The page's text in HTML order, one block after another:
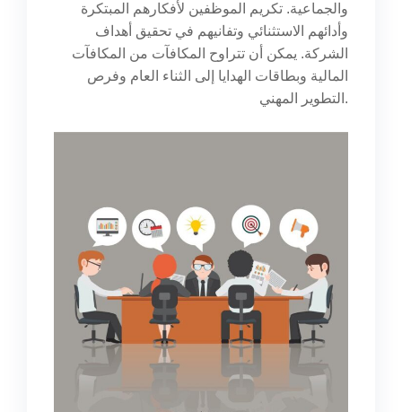
والجماعية. تكريم الموظفين لأفكارهم المبتكرة
وأدائهم الاستثنائي وتفانيهم في تحقيق أهداف
الشركة. يمكن أن تتراوح المكافآت من المكافآت
المالية وبطاقات الهدايا إلى الثناء العام وفرص
التطوير المهني.